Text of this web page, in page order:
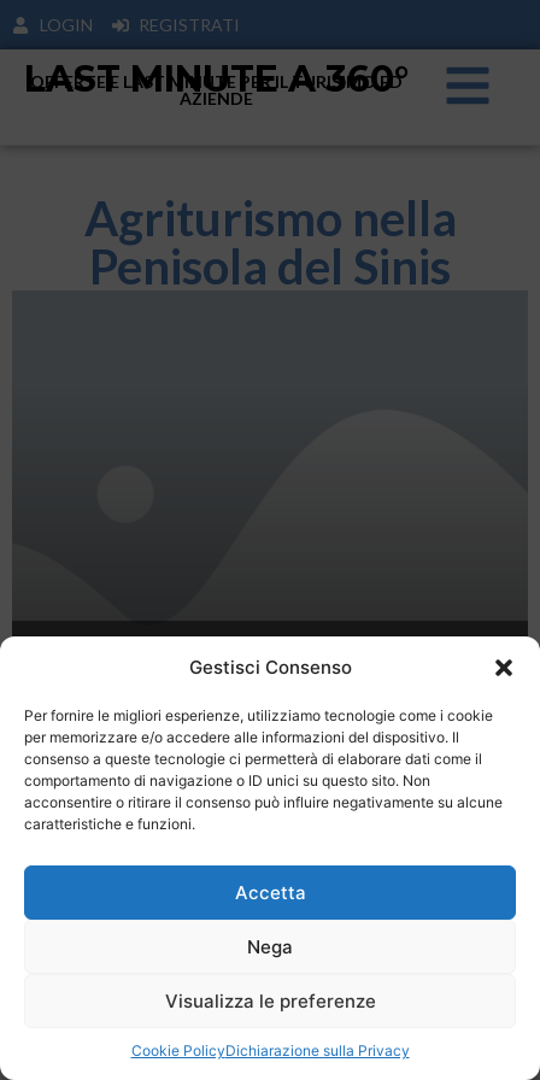
Gestisci Consenso
Per fornire le migliori esperienze, utilizziamo tecnologie come i cookie
per memorizzare e/o accedere alle informazioni del dispositivo. Il
consenso a queste tecnologie ci permetterà di elaborare dati come il
comportamento di navigazione o ID unici su questo sito. Non
acconsentire o ritirare il consenso può influire negativamente su alcune
caratteristiche e funzioni.
Accetta
Nega
Visualizza le preferenze
Cookie PolicyDichiarazione sulla Privacy
LOGIN REGISTRATI
LAST MINUTE A 360°
OFFERTE E LAST MINUTE PER IL TURISIMO ED
AZIENDE
Agriturismo nella
Penisola del Sinis
Prenota la tua estate in Sardegna..in